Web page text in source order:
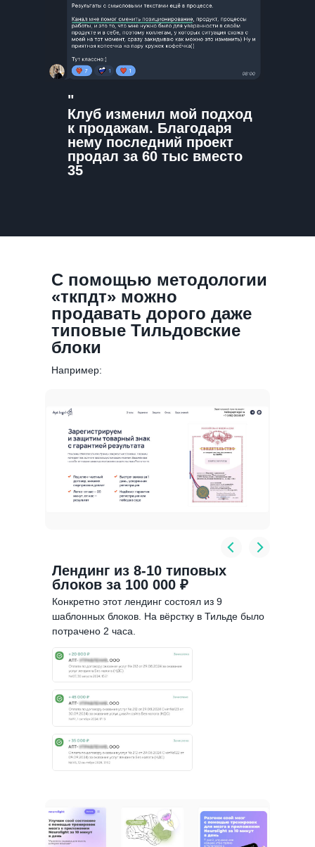
"
Клуб изменил мой подход
к продажам. Благодаря
нему последний проект
продал за 60 тыс вместо
35
С помощью методологии
«ткпдт» можно
продавать дорого даже
типовые Тильдовские
блоки
Например:
Лендинг из 8-10 типовых
блоков за 100 000 ₽
Конкретно этот лендинг состоял из 9
шаблонных блоков. На вёрстку в Тильде было
потрачено 2 часа.